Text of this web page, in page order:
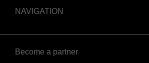
NAVIGATION
Become a partner